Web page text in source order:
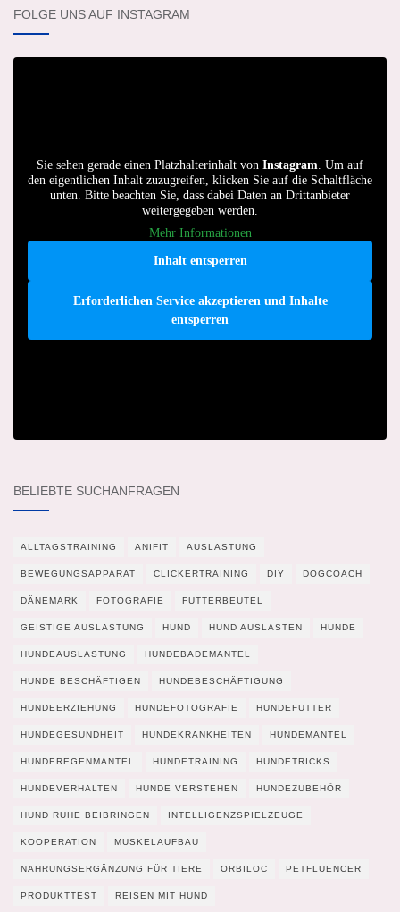
FOLGE UNS AUF INSTAGRAM
Sie sehen gerade einen Platzhalterinhalt von Instagram. Um auf
den eigentlichen Inhalt zuzugreifen, klicken Sie auf die Schaltfläche
unten. Bitte beachten Sie, dass dabei Daten an Drittanbieter
weitergegeben werden.
Mehr Informationen
Inhalt entsperren
Erforderlichen Service akzeptieren und Inhalte
entsperren
BELIEBTE SUCHANFRAGEN
ALLTAGSTRAINING ANIFIT AUSLASTUNG
BEWEGUNGSAPPARAT CLICKERTRAINING DIY DOGCOACH
DÄNEMARK FOTOGRAFIE FUTTERBEUTEL
GEISTIGE AUSLASTUNG HUND HUND AUSLASTEN HUNDE
HUNDEAUSLASTUNG HUNDEBADEMANTEL
HUNDE BESCHÄFTIGEN HUNDEBESCHÄFTIGUNG
HUNDEERZIEHUNG HUNDEFOTOGRAFIE HUNDEFUTTER
HUNDEGESUNDHEIT HUNDEKRANKHEITEN HUNDEMANTEL
HUNDEREGENMANTEL HUNDETRAINING HUNDETRICKS
HUNDEVERHALTEN HUNDE VERSTEHEN HUNDEZUBEHÖR
HUND RUHE BEIBRINGEN INTELLIGENZSPIELZEUGE
KOOPERATION MUSKELAUFBAU
NAHRUNGSERGÄNZUNG FÜR TIERE ORBILOC PETFLUENCER
PRODUKTTEST REISEN MIT HUND